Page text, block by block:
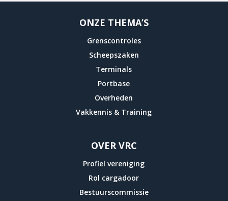
ONZE THEMA’S
Grenscontroles
Scheepszaken
Terminals
Portbase
Overheden
Vakkennis & Training
OVER VRC
Profiel vereniging
Rol cargadoor
Bestuurscommissie